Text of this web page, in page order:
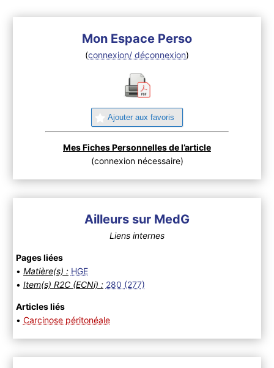
Mon Espace Perso
(connexion/ déconnexion)
Ajouter aux favoris
Mes Fiches Personnelles de l’article
(connexion nécessaire)
Ailleurs sur MedG
Liens internes
Pages liées
• Matière(s) : HGE
• Item(s) R2C (ECNi) : 280 (277)
Articles liés
• Carcinose péritonéale